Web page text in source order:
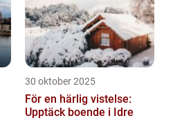
30 oktober 2025
För en härlig vistelse:
Upptäck boende i Idre